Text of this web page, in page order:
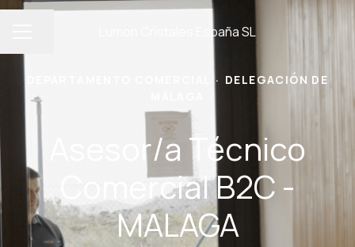
Lumon Cristales España SL
· DELEGACIÓN DE
Asesor/a Técnico
Comercial B2C -
MALAGA